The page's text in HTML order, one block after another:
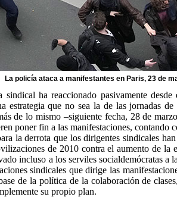
La policía ataca a manifestantes en Paris, 23 de
sindical ha reaccionado pasivamente
estrategia que no sea la de las jornadas
de lo mismo –siguiente fecha, 28 de
poner fin a las manifestaciones, contando
la derrota que los dirigentes sindicales
de 2010 contra el aumento de la
incluso a los serviles socialdemócratas a
sindicales que dirige las
de la política de la colaboración de
su propio plan.